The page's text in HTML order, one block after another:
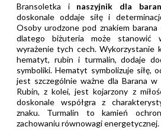
Bransoletka i naszyjnik dla
doskonale oddaje siłę i
Osoby urodzone pod znakiem barana
dlatego biżuteria może stanowić
wyrażenie tych cech. Wykorzystanie
hematyt, rubin i turmalin, dodaje
symboliki. Hematyt symbolizuje siłę,
jest szczególnie ważne dla Barana w
Rubin, z kolei, jest kojarzony z
doskonale współgra z
znaku. Turmalin to kamień
zachowaniu równowagi energetycznej.